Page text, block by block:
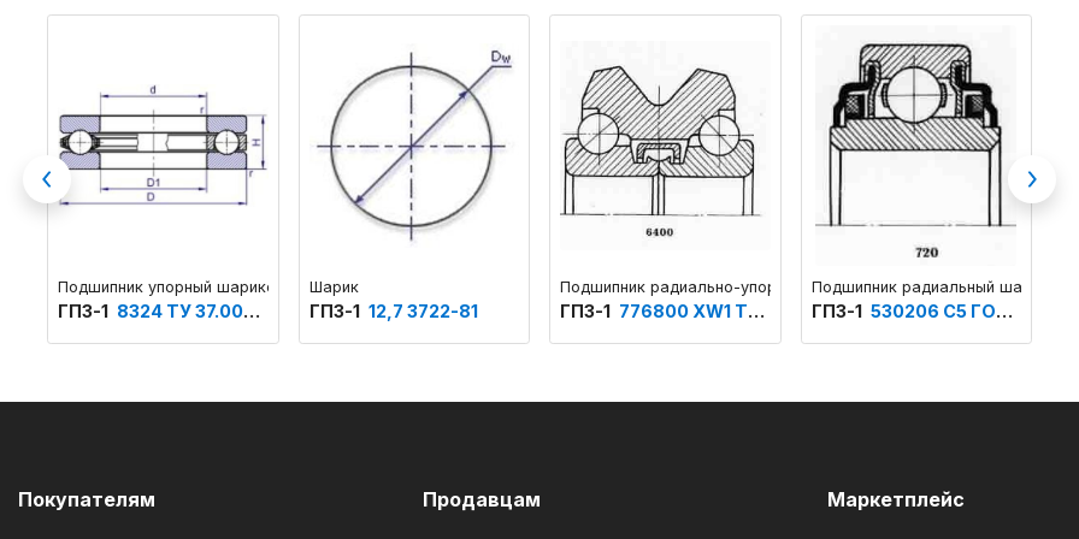
Подшипник упорный шариковый одинарный основное конструктивное исполнение
ГПЗ-1 8324 ТУ 37.006.153
Шарик
ГПЗ-1 12,7 3722-81
Подшипник радиально-упорный шариковый двухрядный с двумя
ГПЗ-1 776800 ХW1 ТУ 37.006.087
Подшипник радиальный
ГПЗ-1 530206 С5 ГОСТ 520
Previous Next
Покупателям Продавцам Маркетплейс